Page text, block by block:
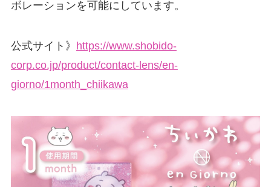
ボレーションを可能にしています。
公式サイト》 https://www.shobido-
corp.co.jp/product/contact-lens/en-
giorno/1month_chiikawa